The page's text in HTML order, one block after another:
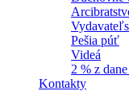
Pešia púť
Videá
2 % z
Kontakty